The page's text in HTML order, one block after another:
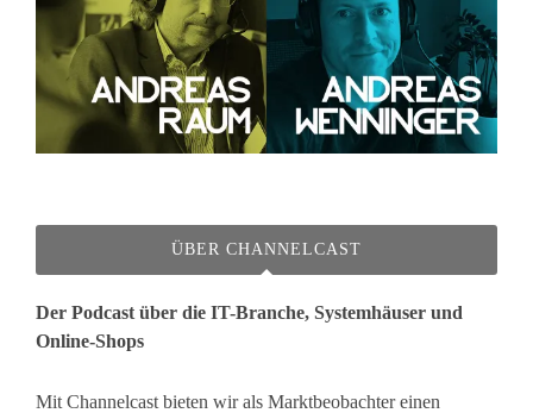
ÜBER CHANNELCAST
Der Podcast über die IT-Branche, Systemhäuser und
Online-Shops
Mit Channelcast bieten wir als Marktbeobachter einen